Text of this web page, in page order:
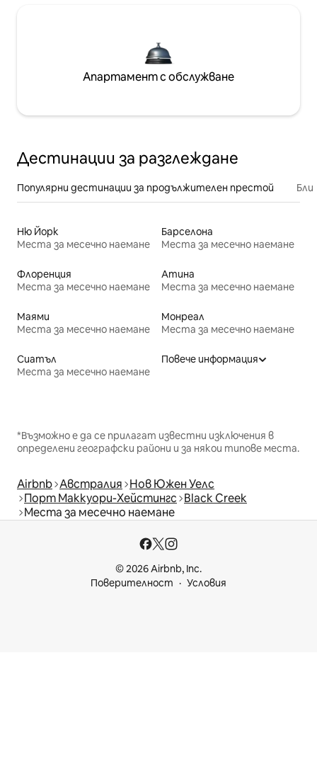
Апартамент с обслужване
Дестинации за разглеждане
Популярни дестинации за продължителен престой
Ню Йорк
Места за месечно наемане
Барселона
Места за месечно наемане
Флоренция
Места за месечно наемане
Атина
Места за месечно наемане
Маями
Места за месечно наемане
Монреал
Места за месечно наемане
Сиатъл
Места за месечно наемане
Повече информация
*Възможно е да се прилагат известни изключения в
определени географски райони и за някои типове места.
Airbnb Австралия Нов Южен Уелс
Порт Маккуори-Хейстингс Black Creek
Места за месечно наемане
© 2026 Airbnb, Inc.
Поверителност
Условия